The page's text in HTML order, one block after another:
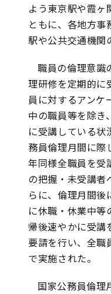
よう東京駅や霞ヶ
ともに、各地方
駅や公共交通機関
職員の倫理意識
理研修を定期的に
員に対するアンケ
中の職員等を除き
に受講している状
務員倫理月間に際
年同様全職員を受
の把握・未受講者
らに、倫理月間後
に休職・休業中
帰後速やかに受講
要請を行い、全職
で実施された。
国家公務員倫理